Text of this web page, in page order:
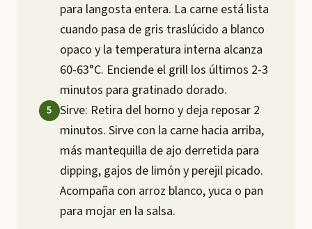
para langosta entera. La carne está lista
cuando pasa de gris traslúcido a blanco
opaco y la temperatura interna alcanza
60-63°C. Enciende el grill los últimos 2-3
minutos para gratinado dorado.
Sirve: Retira del horno y deja reposar 2
minutos. Sirve con la carne hacia arriba,
más mantequilla de ajo derretida para
dipping, gajos de limón y perejil picado.
Acompaña con arroz blanco, yuca o pan
para mojar en la salsa.